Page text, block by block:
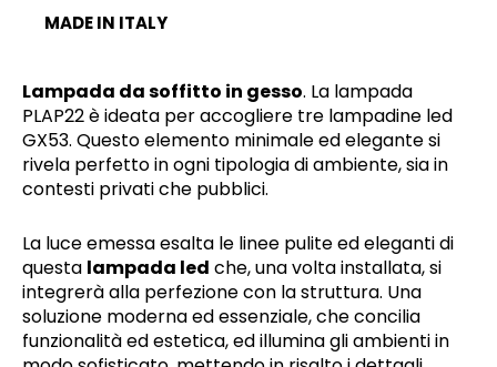
MADE IN ITALY
Lampada da soffitto in gesso. La lampada
PLAP22 è ideata per accogliere tre lampadine led
GX53. Questo elemento minimale ed elegante si
rivela perfetto in ogni tipologia di ambiente, sia in
contesti privati che pubblici.
La luce emessa esalta le linee pulite ed eleganti di
questa lampada led che, una volta installata, si
integrerà alla perfezione con la struttura. Una
soluzione moderna ed essenziale, che concilia
funzionalità ed estetica, ed illumina gli ambienti in